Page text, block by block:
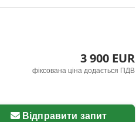
3 900 EUR
фіксована ціна додається ПДВ
Відправити запит